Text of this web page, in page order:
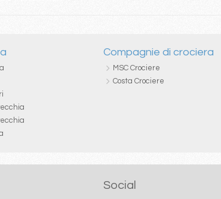
Compagnie di crociera
MSC Crociere
Costa Crociere
Social